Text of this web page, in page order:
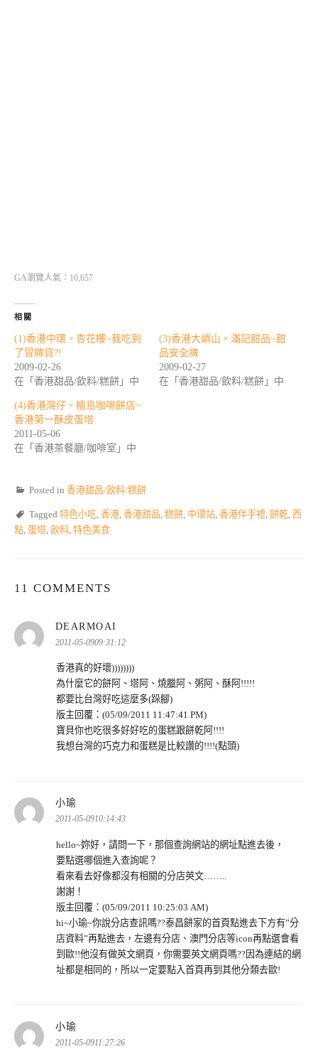
GA瀏覽人氣：10,657
相關
(1)香港中環。杏花樓~我吃到
了冒牌貨?!
2009-02-26
在「香港甜品/飲料/糕餅」中
(3)香港大嶼山。滿記甜品~甜
品安全牌
2009-02-27
在「香港甜品/飲料/糕餅」中
(4)香港灣仔。檀島咖啡餅店~
香港第一酥皮蛋塔
2011-05-06
在「香港茶餐廳/咖啡室」中
Posted in 香港甜品/飲料/糕餅
Tagged 特色小吃 香港 香港甜品 糕餅 中環站 香港伴手禮 餅乾 西
點 蛋塔 飲料 特色美食
11 COMMENTS
DEARMOAI
示:
2011-05-0909:31:12
香港真的好壞))))))))
為什麼它的餅阿、塔阿、燒臘阿、粥阿、酥阿!!!!!
都要比台灣好吃這麼多(跺腳)
版主回覆：(05/09/2011 11:47:41 PM)
寶貝你也吃很多好好吃的蛋糕跟餅乾阿!!!!
我想台灣的巧克力和蛋糕是比較讚的!!!!(點頭)
小瑜
示:
2011-05-0910:14:43
hello~妳好，請問一下，那個查詢網站的網址點進去後，
要點選哪個進入查詢呢？
看來看去好像都沒有相關的分店英文……..
謝謝！
版主回覆：(05/09/2011 10:25:03 AM)
hi~小瑜~你說分店查訊嗎??泰昌餅家的首頁點進去下方有”分
店資料”再點進去，左邊有分店、澳門分店等icon再點選會看
到歐!!他沒有做英文網頁，你需要英文網頁嗎??因為連結的網
址都是相同的，所以一定要點入首頁再到其他分類去歐!
小瑜
示:
2011-05-0911:27:26